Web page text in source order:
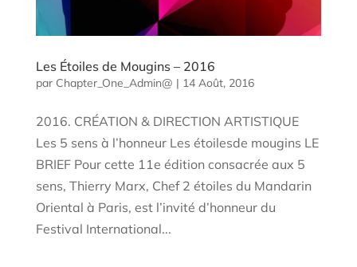
Les Étoiles de Mougins – 2016
par Chapter_One_Admin@ | 14 Août, 2016
2016. CRÉATION & DIRECTION ARTISTIQUE
Les 5 sens à l’honneur Les étoilesde mougins LE
BRIEF Pour cette 11e édition consacrée aux 5
sens, Thierry Marx, Chef 2 étoiles du Mandarin
Oriental à Paris, est l’invité d’honneur du
Festival International...